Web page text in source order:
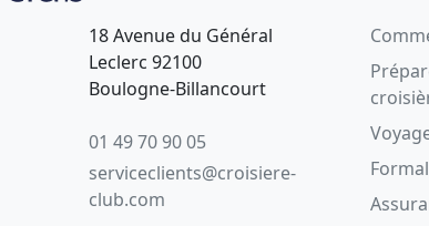
18 Avenue du Général
Leclerc 92100
Boulogne-Billancourt
01 49 70 90 05
serviceclients@croisiere-
club.com